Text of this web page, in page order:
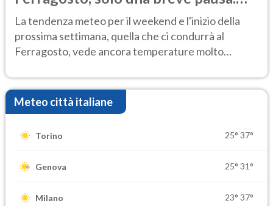
Ecco dove
La tendenza meteo per il weekend e l'inizio della
prossima settimana, quella che ci condurrà al
Ferragosto, vede ancora temperature molto
Meteo città italiane
Torino 25° 37°
Genova 25° 31°
Milano 23° 37°